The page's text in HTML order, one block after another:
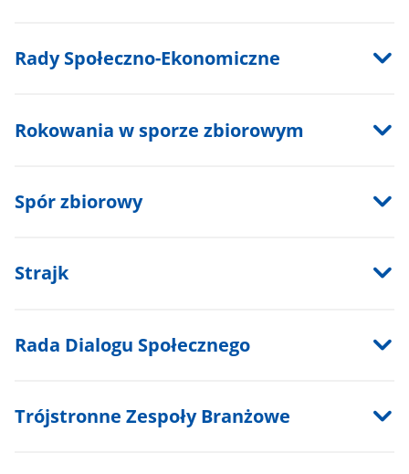
Rady Społeczno-Ekonomiczne
Rokowania w sporze zbiorowym
Spór zbiorowy
Strajk
Rada Dialogu Społecznego
Trójstronne Zespoły Branżowe